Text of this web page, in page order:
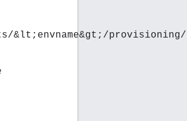
&lt;envname&gt;/